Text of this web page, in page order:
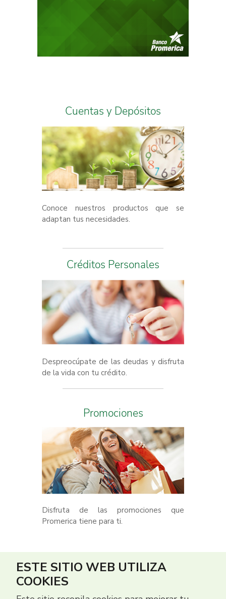
Cuentas y Depósitos
Conoce nuestros productos que se
adaptan tus necesidades.
Créditos Personales
Despreocúpate de las deudas y disfruta
de la vida con tu crédito.
Promociones
Disfruta de las promociones que
Promerica tiene para ti.
ESTE SITIO WEB UTILIZA
COOKIES